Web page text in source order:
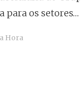
para os setores…
Hora